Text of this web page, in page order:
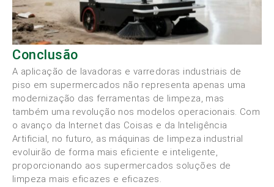
Conclusão
A aplicação de lavadoras e varredoras industriais de
piso em supermercados não representa apenas uma
modernização das ferramentas de limpeza, mas
também uma revolução nos modelos operacionais. Com
o avanço da Internet das Coisas e da Inteligência
Artificial, no futuro, as máquinas de limpeza industrial
evoluirão de forma mais eficiente e inteligente,
proporcionando aos supermercados soluções de
limpeza mais eficazes e eficazes.